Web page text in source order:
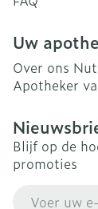
Uw
Over ons
Apotheker
Blijf op de
promoties